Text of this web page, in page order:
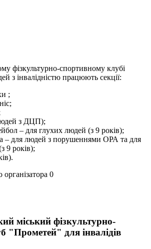
фізкультурно-спортивному клубі
з інвалідністю працюють секції:
;
з ДЦП);
– для глухих людей (з 9 років);
– для людей з порушеннями ОРА та для
9 років);
0
міський фізкультурно-
"Прометей" для інвалідів